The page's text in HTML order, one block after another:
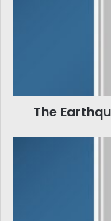
The